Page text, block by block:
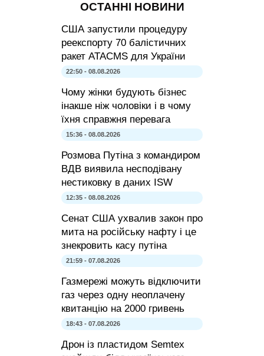
ОСТАННІ НОВИНИ
США запустили процедуру
реекспорту 70 балістичних
ракет ATACMS для України
22:50 - 08.08.2026
Чому жінки будують бізнес
інакше ніж чоловіки і в чому
їхня справжня перевага
15:36 - 08.08.2026
Розмова Путіна з командиром
ВДВ виявила несподівану
нестиковку в даних ISW
12:35 - 08.08.2026
Сенат США ухвалив закон про
мита на російську нафту і це
знекровить касу путіна
21:59 - 07.08.2026
Газмережі можуть відключити
газ через одну неоплачену
квитанцію на 2000 гривень
18:43 - 07.08.2026
Дрон із пластидом Semtex